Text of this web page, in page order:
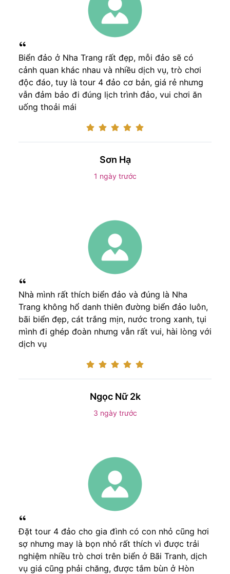
Biển đảo ở Nha Trang rất đẹp, mỗi đảo sẽ có
cảnh quan khác nhau và nhiều dịch vụ, trò chơi
độc đáo, tuy là tour 4 đảo cơ bản, giá rẻ nhưng
vẫn đảm bảo đi đúng lịch trình đảo, vui chơi ăn
uống thoải mái
Sơn Hạ
1 ngày trước
Nhà mình rất thích biển đảo và đúng là Nha
Trang không hổ danh thiên đường biển đảo luôn,
bãi biển đẹp, cát trắng mịn, nước trong xanh, tụi
mình đi ghép đoàn nhưng vẫn rất vui, hài lòng với
dịch vụ
Ngọc Nữ 2k
3 ngày trước
Đặt tour 4 đảo cho gia đình có con nhỏ cũng hơi
sợ nhưng may là bọn nhỏ rất thích vì được trải
nghiệm nhiều trò chơi trên biển ở Bãi Tranh, dịch
vụ giá cũng phải chăng, được tắm bùn ở Hòn